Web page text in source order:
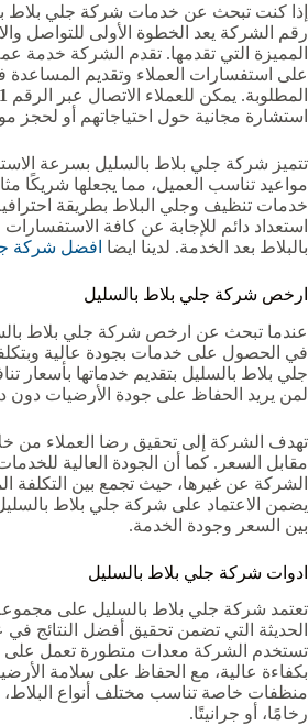
إذا كنت تبحث عن خدمات شركة جلي بلاط
رقم الشركة يعد الخطوة الأولى للتواصل
المميزة التي تقدمها. تقدم الشركة خدمة
على استفسارات العملاء وتقديم المساعدة
المطلوبة. يمكن للعملاء الاتصال عبر الرقم
استشارة مجانية حول احتياجاتهم أو لحجز
تتميز شركة جلي بلاط بالسليل بسرعة
مواعيد تناسب العميل، مما يجعلها شريكًا
خدمات تنظيف وجلي البلاط بطريقة
استعداد دائم للإجابة عن كافة
بالبلاط بعد الخدمة. لدينا ايضا افضل شركة
ارخص شركة جلي بلاط بالسليل
عندما تبحث عن ارخص شركة جلي بلاط
في الحصول على خدمات بجودة عالية
جلي بلاط بالسليل بتقديم خدماتها بأسعار
لمن يريد الحفاظ على جودة الأرضيات دون
تهدف الشركة إلى تحقيق رضا العملاء من
مقابل السعر. كما أن الجودة العالية
الشركة عن غيرها، حيث تجمع بين التكلفة
يضمن الاعتماد على شركة جلي بلاط بالسليل
بين السعر وجودة الخدمة.
ادوات شركة جلي بلاط بالسليل
تعتمد شركة جلي بلاط بالسليل على
الحديثة التي تضمن تحقيق أفضل النتائج
تستخدم الشركة معدات متطورة تعمل على
بكفاءة عالية، مع الحفاظ على سلامة
منظفات خاصة تناسب مختلف أنواع البلاط،
رخامًا، أو جرانيتًا.